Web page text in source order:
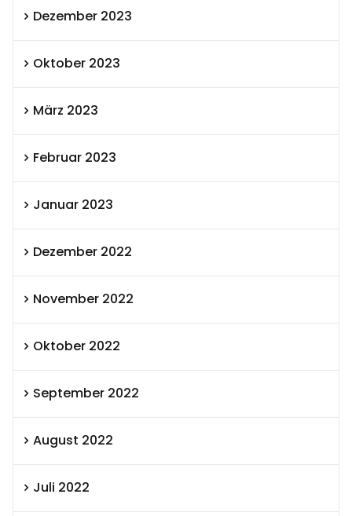
Dezember 2023
Oktober 2023
März 2023
Februar 2023
Januar 2023
Dezember 2022
November 2022
Oktober 2022
September 2022
August 2022
Juli 2022